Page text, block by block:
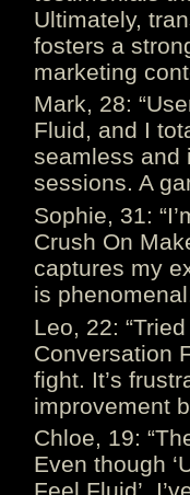
Ultimately,
fosters a
marketing
Mark, 28:
Fluid, and I
seamless and
sessions. A
Sophie, 31:
Crush On
captures my
is
Leo, 22:
Conversation
fight. It’s
improvement
Chloe, 19:
Even though